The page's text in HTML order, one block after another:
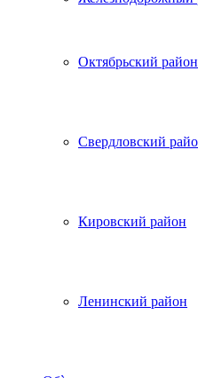
Октябрьский район
Свердловский
Кировский район
Ленинский район